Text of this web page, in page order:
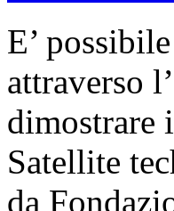
E’
attraverso
dimostrare
Satellite
da